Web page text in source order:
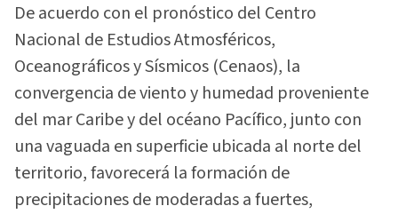
De acuerdo con el pronóstico del Centro
Nacional de Estudios Atmosféricos,
Oceanográficos y Sísmicos (Cenaos), la
convergencia de viento y humedad proveniente
del mar Caribe y del océano Pacífico, junto con
una vaguada en superficie ubicada al norte del
territorio, favorecerá la formación de
precipitaciones de moderadas a fuertes,